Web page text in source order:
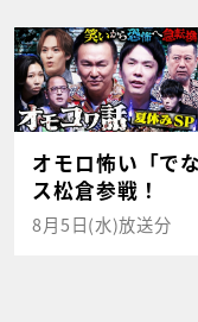
オモロ怖い「で
ス松倉参戦！
8月5日(水)放送分